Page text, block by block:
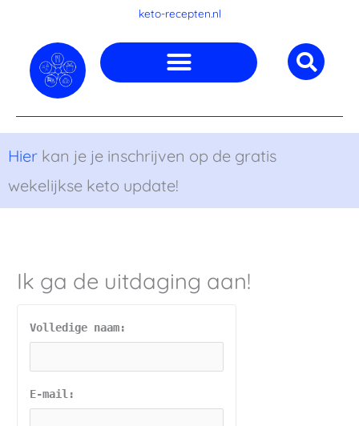
inhoud
keto-recepten.nl
Hier kan je je inschrijven op de gratis
wekelijkse keto update!
Ik ga de uitdaging aan!
Volledige naam:
E-mail: